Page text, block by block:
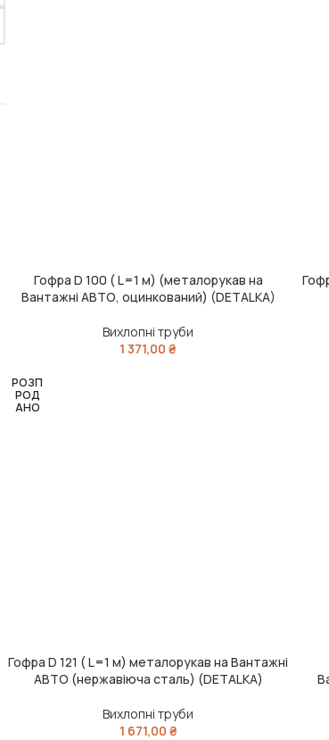
ДОДАТИ В КОШИК
Гофра D 100 ( L=1 м) (металорукав на
Вантажні АВТО, оцинкований) (DETALKA)
Вихлопні труби
1 371,00₴
РОЗП
РОД
АНО
ЧИТАТИ ДАЛІ
Гофра D 121 ( L=1 м) металорукав на Вантажні
АВТО (нержавіюча сталь) (DETALKA)
Вихлопні труби
1 671,00 ₴